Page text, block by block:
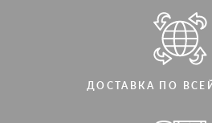
ДОСТАВКА ПО